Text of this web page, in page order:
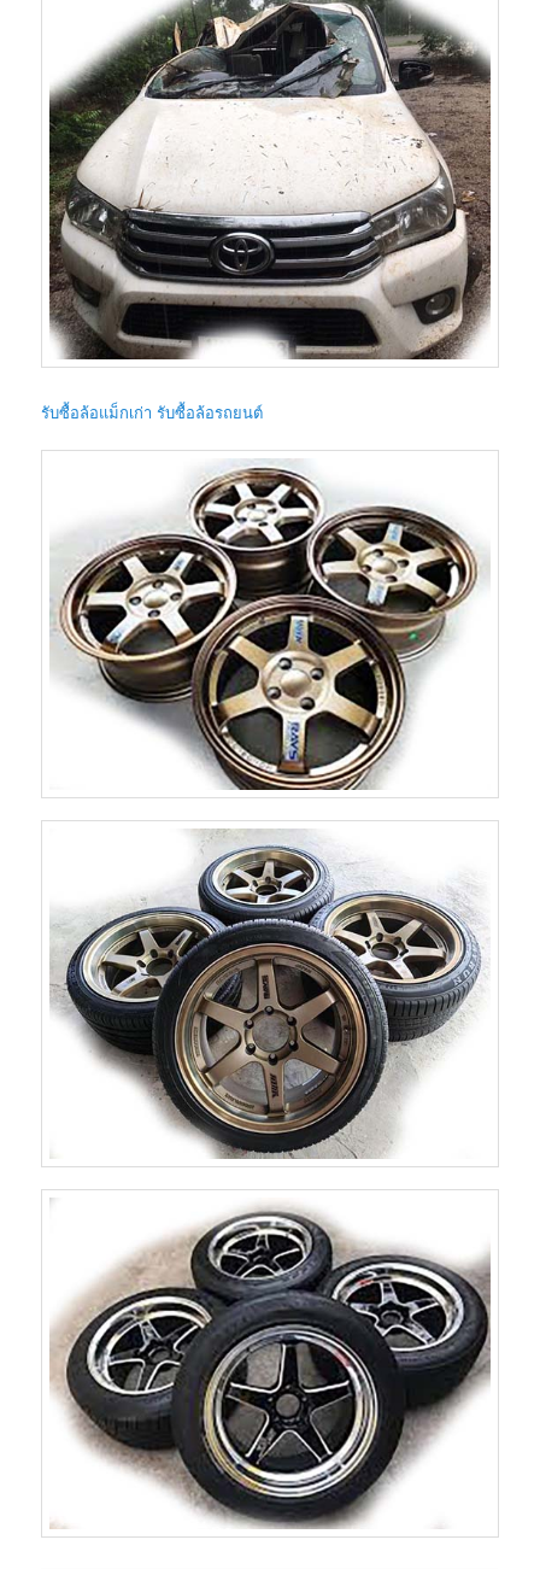
รับซื้อล้อแม็กเก่า รับซื้อล้อรถยนต์